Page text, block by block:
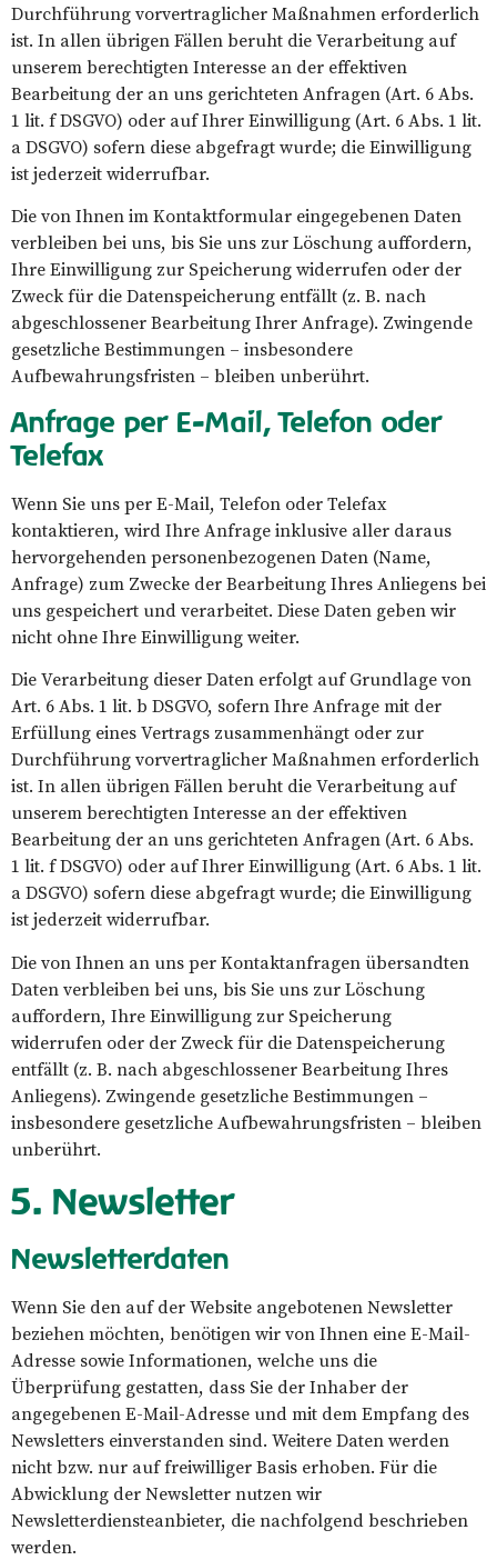
Durchführung vorvertraglicher Maßnahmen erforderlich
ist. In allen übrigen Fällen beruht die Verarbeitung auf
unserem berechtigten Interesse an der effektiven
Bearbeitung der an uns gerichteten Anfragen (Art. 6 Abs.
1 lit. f DSGVO) oder auf Ihrer Einwilligung (Art. 6 Abs. 1 lit.
a DSGVO) sofern diese abgefragt wurde; die Einwilligung
ist jederzeit widerrufbar.
Die von Ihnen im Kontaktformular eingegebenen Daten
verbleiben bei uns, bis Sie uns zur Löschung auffordern,
Ihre Einwilligung zur Speicherung widerrufen oder der
Zweck für die Datenspeicherung entfällt (z. B. nach
abgeschlossener Bearbeitung Ihrer Anfrage). Zwingende
gesetzliche Bestimmungen – insbesondere
Aufbewahrungsfristen – bleiben unberührt.
Anfrage per E-Mail, Telefon oder
Telefax
Wenn Sie uns per E-Mail, Telefon oder Telefax
kontaktieren, wird Ihre Anfrage inklusive aller daraus
hervorgehenden personenbezogenen Daten (Name,
Anfrage) zum Zwecke der Bearbeitung Ihres Anliegens bei
uns gespeichert und verarbeitet. Diese Daten geben wir
nicht ohne Ihre Einwilligung weiter.
Die Verarbeitung dieser Daten erfolgt auf Grundlage von
Art. 6 Abs. 1 lit. b DSGVO, sofern Ihre Anfrage mit der
Erfüllung eines Vertrags zusammenhängt oder zur
Durchführung vorvertraglicher Maßnahmen erforderlich
ist. In allen übrigen Fällen beruht die Verarbeitung auf
unserem berechtigten Interesse an der effektiven
Bearbeitung der an uns gerichteten Anfragen (Art. 6 Abs.
1 lit. f DSGVO) oder auf Ihrer Einwilligung (Art. 6 Abs. 1 lit.
a DSGVO) sofern diese abgefragt wurde; die Einwilligung
ist jederzeit widerrufbar.
Die von Ihnen an uns per Kontaktanfragen übersandten
Daten verbleiben bei uns, bis Sie uns zur Löschung
auffordern, Ihre Einwilligung zur Speicherung
widerrufen oder der Zweck für die Datenspeicherung
entfällt (z. B. nach abgeschlossener Bearbeitung Ihres
Anliegens). Zwingende gesetzliche Bestimmungen –
insbesondere gesetzliche Aufbewahrungsfristen – bleiben
unberührt.
5. Newsletter
Newsletter­daten
Wenn Sie den auf der Website angebotenen Newsletter
beziehen möchten, benötigen wir von Ihnen eine E-Mail-
Adresse sowie Informationen, welche uns die
Überprüfung gestatten, dass Sie der Inhaber der
angegebenen E-Mail-Adresse und mit dem Empfang des
Newsletters einverstanden sind. Weitere Daten werden
nicht bzw. nur auf freiwilliger Basis erhoben. Für die
Abwicklung der Newsletter nutzen wir
Newsletterdiensteanbieter, die nachfolgend beschrieben
werden.